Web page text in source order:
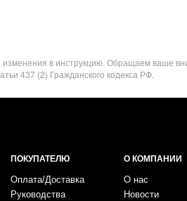
в инструкцию. Обращаем ваше
437 (2) Гражданского кодекса РФ.
ПОКУПАТЕЛЮ
Оплата/Доставка
Руководства
О КОМПАНИИ
О нас
Новости